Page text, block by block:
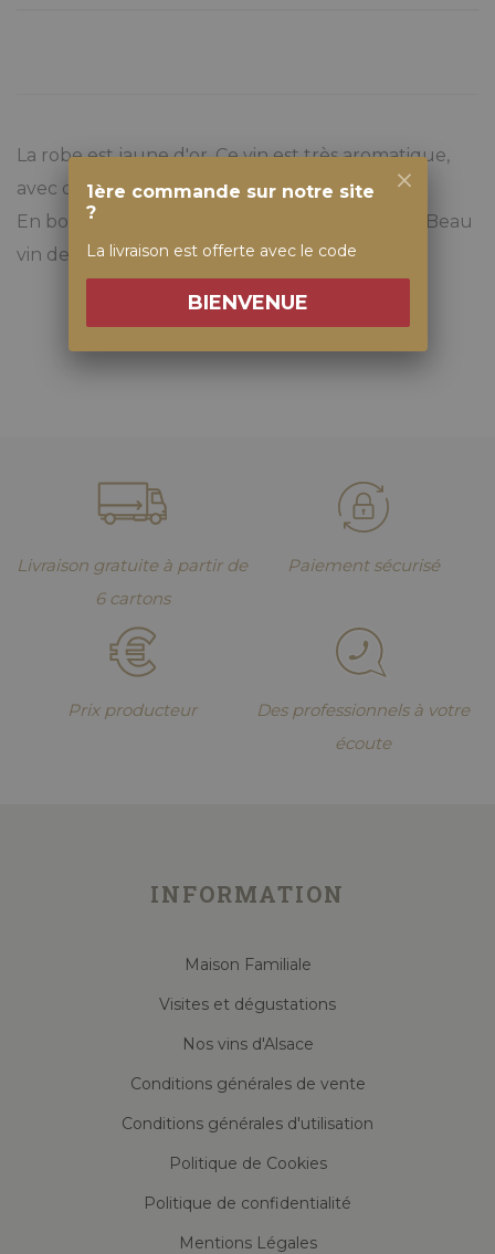
La robe est jaune d'or. Ce vin est très aromatique,
avec des notes de fruits très mûrs.
En bouche c'est un vin frais, gras et onctueux. Beau
vin de garde.
Livraison gratuite à partir de
6 cartons
Paiement sécurisé
Prix producteur
Des professionnels à votre
écoute
INFORMATION
Maison Familiale
Visites et dégustations
Nos vins d'Alsace
Conditions générales de vente
Conditions générales d'utilisation
Politique de Cookies
Politique de confidentialité
Mentions Légales
1ère commande sur notre site
?
La livraison est offerte avec le code
BIENVENUE